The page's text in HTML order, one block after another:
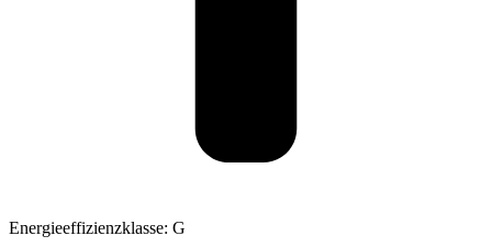
Energieeffizienzklasse: G